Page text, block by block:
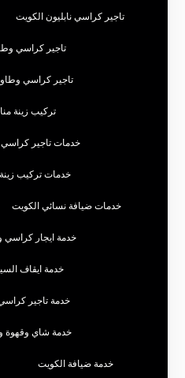
تاجير كراسي نابليون الكويت
تاجير كراسي
تاجير كراسي
تركيب زينة
خدمات تاجير
خدمات تركيب
خدمات ضيافة نسائي الكويت
خدمة ايجار كراسي
خدمة ايقاف
خدمة تاجير
خدمة شاي وقهوة
خدمة ضيافة الكويت